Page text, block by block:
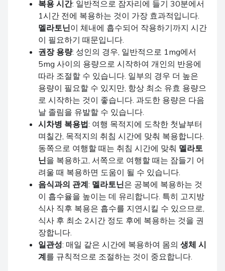
복용 시간: 일반적으로 잠자리에 들기 30분에서
1시간 전에 복용하는 것이 가장 효과적입니다.
멜라토닌이 체내에 흡수되어 작용하기까지 시간
이 필요하기 때문입니다.
권장 용량: 성인의 경우, 일반적으로 1mg에서
5mg 사이의 용량으로 시작하여 개인의 반응에
따라 조절할 수 있습니다. 일부의 경우 더 높은
용량이 필요할 수 있지만, 항상 최소 유효 용량으
로 시작하는 것이 좋습니다. 과도한 용량은 다음
날 졸림을 유발할 수 있습니다.
시차병 복용법: 여행 목적지에 도착한 첫날부터
며칠간, 목적지의 취침 시간에 맞춰 복용합니다.
동쪽으로 여행할 때는 취침 시간에 맞춰 멜라토
닌을 복용하고, 서쪽으로 여행할 때는 잠들기 어
려울 때 복용하면 도움이 될 수 있습니다.
음식과의 관계: 멜라토닌은 공복에 복용하는 것
이 흡수율을 높이는 데 유리합니다. 특히 고지방
식사 직후 복용은 흡수를 지연시킬 수 있으므로,
식사 후 최소 2시간 정도 후에 복용하는 것을 권
장합니다.
일관성: 매일 같은 시간에 복용하여 몸의 생체 시
계를 규칙적으로 조절하는 것이 중요합니다.